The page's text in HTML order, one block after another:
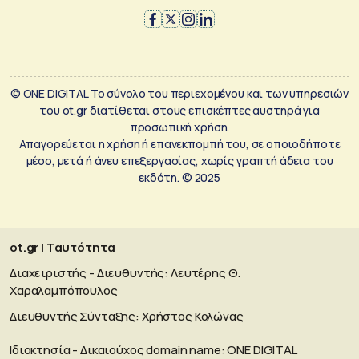
© ONE DIGITAL Το σύνολο του περιεχομένου και των υπηρεσιών
του ot.gr διατίθεται στους επισκέπτες αυστηρά για
προσωπική χρήση.
Απαγορεύεται η χρήση ή επανεκπομπή του, σε οποιοδήποτε
μέσο, μετά ή άνευ επεξεργασίας, χωρίς γραπτή άδεια του
εκδότη. © 2025
ot.gr | Ταυτότητα
Διαχειριστής - Διευθυντής: Λευτέρης Θ.
Χαραλαμπόπουλος
Διευθυντής Σύνταξης: Χρήστος Κολώνας
Ιδιοκτησία - Δικαιούχος domain name: ΟΝΕ DIGITAL